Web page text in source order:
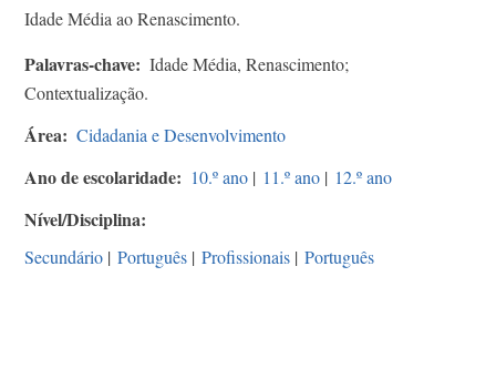
Idade Média ao Renascimento.
Palavras-chave
Idade Média, Renascimento;
Contextualização.
Área Cidadania e Desenvolvimento
Ano de escolaridade 10.º ano | 11.º ano | 12.º ano
Nível/Disciplina
Secundário | Português | Profissionais | Português